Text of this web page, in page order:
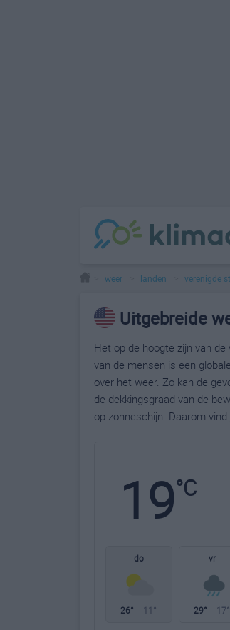
weer landen verenigde
Uitgebreide
Het op de hoogte zijn van
van de mensen is een
over het weer. Zo kan de
de dekkingsgraad van de
op zonneschijn. Daarom
19°C
do
26° 11°
vr
29° 17°